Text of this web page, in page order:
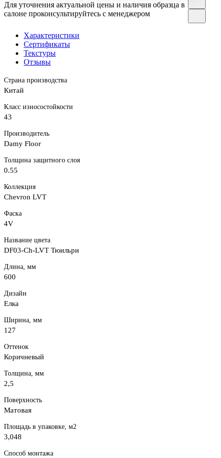
Для уточнения актуальной цены и наличия образца в
салоне проконсультируйтесь с менеджером
Характеристики
Сертификаты
Текстуры
Отзывы
Страна производства
Китай
Класс износостойкости
43
Производитель
Damy Floor
Толщина защитного слоя
0.55
Коллекция
Chevron LVT
Фаска
4V
Название цвета
DF03-Ch-LVT Тюильри
Длина, мм
600
Дизайн
Елка
Ширина, мм
127
Оттенок
Коричневый
Толщина, мм
2,5
Поверхность
Матовая
Площадь в упаковке, м2
3,048
Способ монтажа